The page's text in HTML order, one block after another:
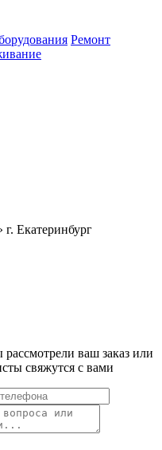
Ремонт
Екатеринбург
ваш заказ или
свяжутся с вами